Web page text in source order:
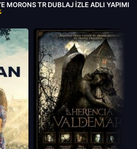
MORONS TR DUBLAJ IZLE ADLI YAPIMI